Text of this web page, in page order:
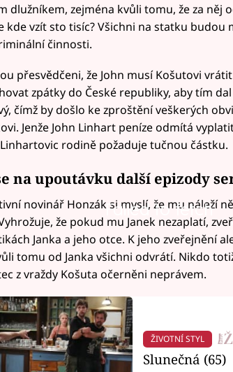
dlužníkem, zejména kvůli tomu, že za něj
kde vzít sto tisíc? Všichni na statku budou
činnosti.
přesvědčeni, že John musí Košutovi
zpátky do České republiky, aby tím
čímž by došlo ke zproštění veškerých
Jenže John Linhart peníze odmítá
rodině požaduje tučnou částku.
na upoutávku další epizody
Failed to fetch
novinář Honzák si myslí, že mu náleží
že pokud mu Janek nezaplatí,
Janka a jeho otce. K jeho zveřejnění
tomu od Janka všichni odvrátí. Nikdo
z vraždy Košuta očerněni neprávem.
ŽIVOTNÍ STYL
Slunečná (65)